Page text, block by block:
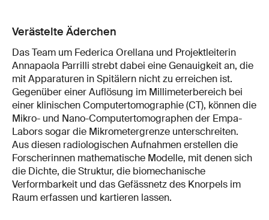
Verästelte Äderchen
Das Team um Federica Orellana und Projektleiterin
Annapaola Parrilli strebt dabei eine Genauigkeit an, die
mit Apparaturen in Spitälern nicht zu erreichen ist.
Gegenüber einer Auflösung im Millimeterbereich bei
einer klinischen Computertomographie (CT), können die
Mikro- und Nano-Computertomographen der Empa-
Labors sogar die Mikrometergrenze unterschreiten.
Aus diesen radiologischen Aufnahmen erstellen die
Forscherinnen mathematische Modelle, mit denen sich
die Dichte, die Struktur, die biomechanische
Verformbarkeit und das Gefässnetz des Knorpels im
Raum erfassen und kartieren lassen.